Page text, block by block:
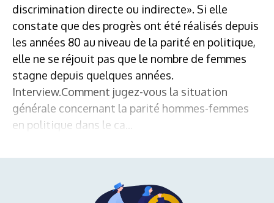
discrimination directe ou indirecte». Si elle
constate que des progrès ont été réalisés depuis
les années 80 au niveau de la parité en politique,
elle ne se réjouit pas que le nombre de femmes
stagne depuis quelques années.
Interview.Comment jugez-vous la situation
générale concernant la parité hommes-femmes
en politique dans le ca...